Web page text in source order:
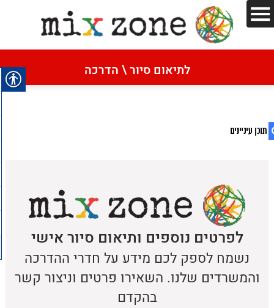
לתיאום סיור \ הדרכה
דף הבית»שיווק לבעלות עסקים
שיווק לבעלות עסקים
לפרטים נוספים ותיאום סיור אישי
נשמח לספק לכם מידע על חדרי ההדרכה
והמשרדים שלנו. השאירו פרטים וניצור קשר
בהקדם